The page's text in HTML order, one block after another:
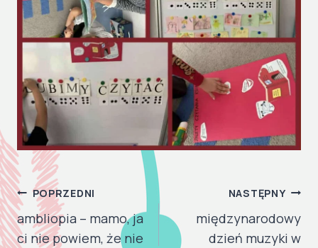
NAWIGACJA
WPISU
POPRZEDNI
ambliopia – mamo, ja
ci nie powiem, że nie
NASTĘPNY
międzynarodowy
dzień muzyki w